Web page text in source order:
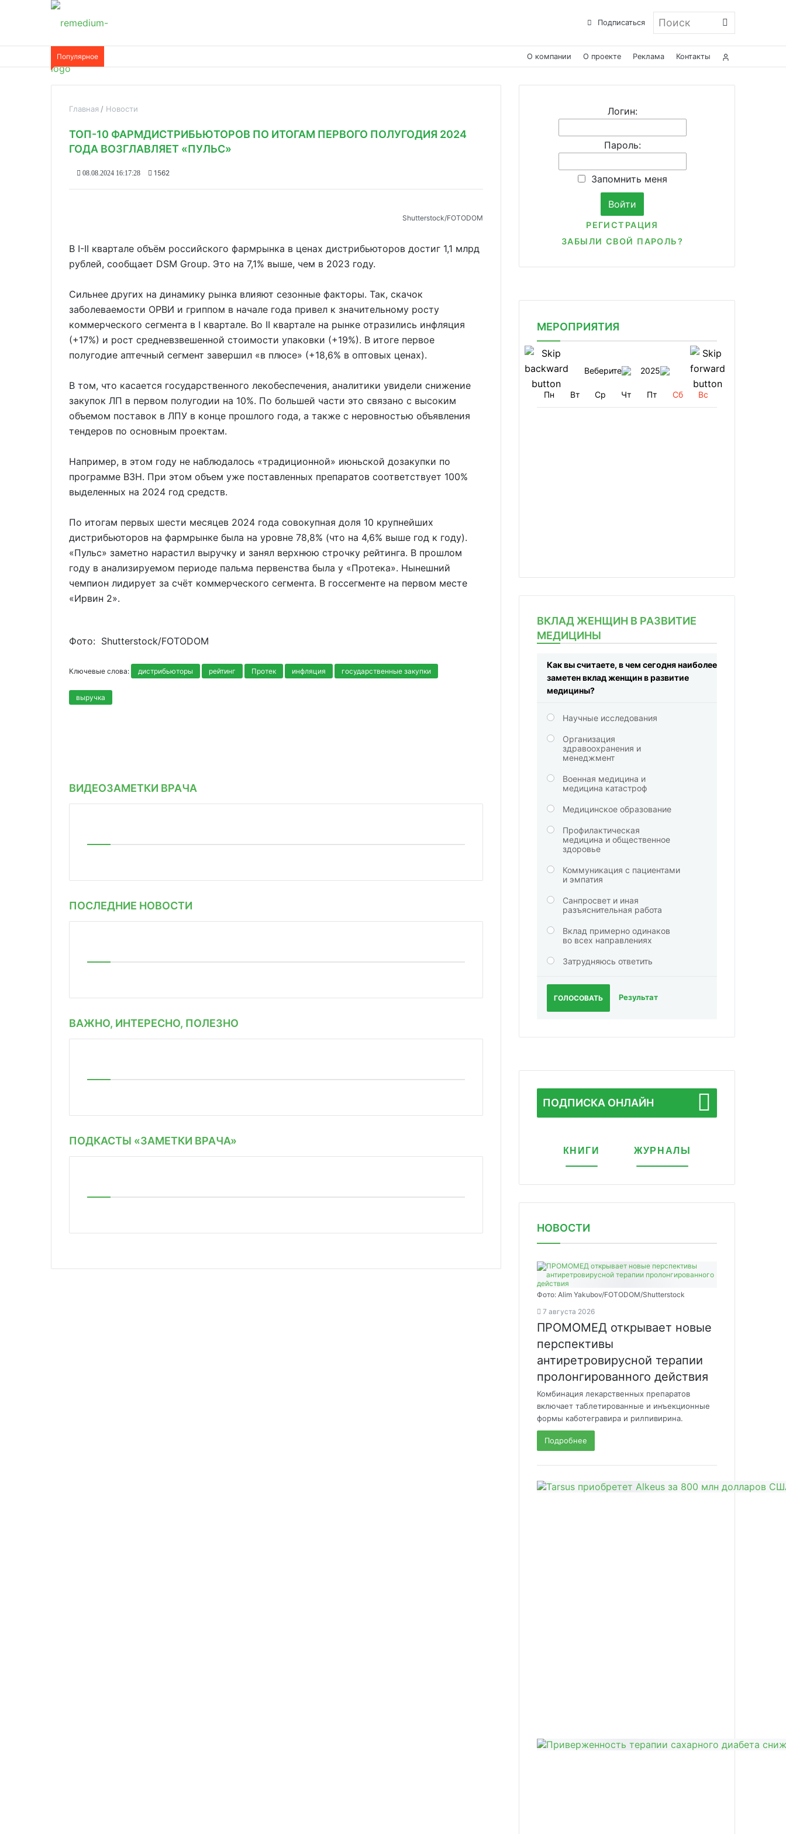
Подписаться Поиск
Популярное О компании О проекте Реклама Контакты
Главная Новости
ТОП-10 ФАРМДИСТРИБЬЮТОРОВ ПО ИТОГАМ ПЕРВОГО ПОЛУГОДИЯ 2024
ГОДА ВОЗГЛАВЛЯЕТ «ПУЛЬС»
08.08.2024 16:17:28 1562
Shutterstoсk/FOTODOM
В I-II квартале объём российского фармрынка в ценах дистрибьюторов достиг 1,1 млрд
рублей, сообщает DSM Group. Это на 7,1% выше, чем в 2023 году.
Сильнее других на динамику рынка влияют сезонные факторы. Так, скачок
заболеваемости ОРВИ и гриппом в начале года привел к значительному росту
коммерческого сегмента в I квартале. Во II квартале на рынке отразились инфляция
(+17%) и рост средневзвешенной стоимости упаковки (+19%). В итоге первое
полугодие аптечный сегмент завершил «в плюсе» (+18,6% в оптовых ценах).
В том, что касается государственного лекобеспечения, аналитики увидели снижение
закупок ЛП в первом полугодии на 10%. По большей части это связано с высоким
объемом поставок в ЛПУ в конце прошлого года, а также с неровностью объявления
тендеров по основным проектам.
Например, в этом году не наблюдалось «традиционной» июньской дозакупки по
программе ВЗН. При этом объем уже поставленных препаратов соответствует 100%
выделенных на 2024 год средств.
По итогам первых шести месяцев 2024 года совокупная доля 10 крупнейших
дистрибьюторов на фармрынке была на уровне 78,8% (что на 4,6% выше год к году).
«Пульс» заметно нарастил выручку и занял верхнюю строчку рейтинга. В прошлом
году в анализируемом периоде пальма первенства была у «Протека». Нынешний
чемпион лидирует за счёт коммерческого сегмента. В госсегменте на первом месте
«Ирвин 2».
Фото: Shutterstoсk/FOTODOM
Ключевые слова: дистрибьюторы рейтинг Протек инфляция государственные закупки
выручка
ВИДЕОЗАМЕТКИ ВРАЧА
ПОСЛЕДНИЕ НОВОСТИ
ВАЖНО, ИНТЕРЕСНО, ПОЛЕЗНО
ПОДКАСТЫ «ЗАМЕТКИ ВРАЧА»
Логин:
Пароль:
Запомнить меня
РЕГИСТРАЦИЯ
ЗАБЫЛИ СВОЙ ПАРОЛЬ?
МЕРОПРИЯТИЯ
Веберите 2025
Пн Вт Ср Чт Пт Сб Вс
ВКЛАД ЖЕНЩИН В РАЗВИТИЕ
МЕДИЦИНЫ
Как вы считаете, в чем сегодня наиболее
заметен вклад женщин в развитие
медицины?
Научные исследования
Организация
здравоохранения и
менеджмент
Военная медицина и
медицина катастроф
Медицинское образование
Профилактическая
медицина и общественное
здоровье
Коммуникация с пациентами
и эмпатия
Санпросвет и иная
разъяснительная работа
Вклад примерно одинаков
во всех направлениях
Затрудняюсь ответить
ГОЛОСОВАТЬ Результат
ПОДПИСКА ОНЛАЙН
КНИГИ ЖУРНАЛЫ
НОВОСТИ
Фото: Alim Yakubov/FOTODOM/Shutterstock
7 августа 2026
ПРОМОМЕД открывает новые
перспективы
антиретровирусной терапии
пролонгированного действия
Комбинация лекарственных препаратов
включает таблетированные и инъекционные
формы каботегравира и рилпивирина.
Подробнее